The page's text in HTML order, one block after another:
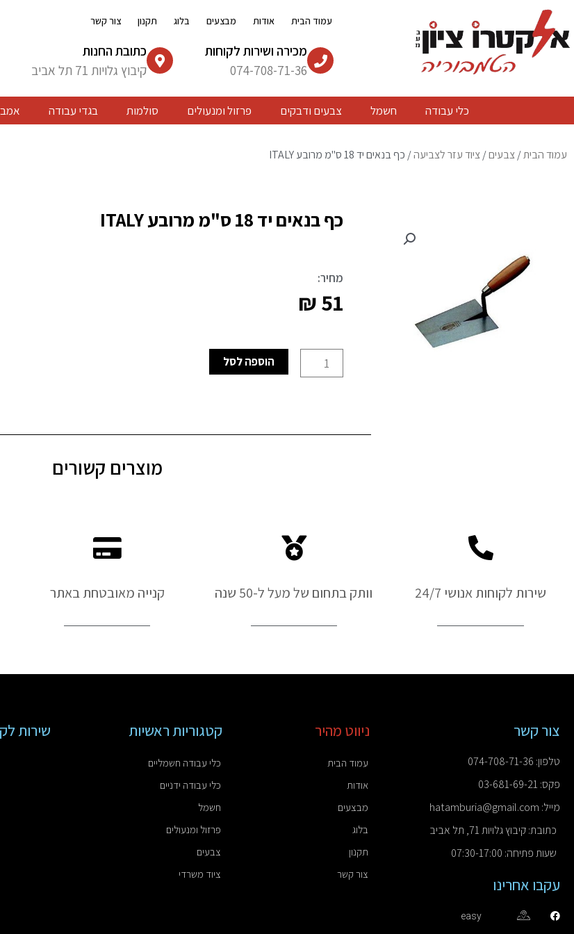
לתוכן
עמוד הבית אודות מבצעים בלוג תקנון צור קשר
מכירה ושירות לקוחות
074-708-71-36
כתובת החנות
קיבוץ גלויות 71 תל אביב
כלי עבודה חשמל צבעים ודבקים פרזול ומנעולים סולמות בגדי עבודה
עמוד הבית/צבעים/ציוד עזר לצביעה/ כף בנאים יד 18 ס"מ מרובע ITALY
כף בנאים יד 18 ס"מ מרובע ITALY
מחיר:
₪51
כמות
של
יד
הוספה לסל
מוצרים קשורים
שירות לקוחות אנושי 24/7 וותק בתחום של מעל ל-50 שנה קנייה מאובטחת באתר
צור קשר
טלפון: 074-708-71-36
פקס: 03-681-69-21
מייל: hatamburia@gmail.com
כתובת: קיבוץ גלויות 71, תל אביב
שעות פתיחה: 07:30-17:00
עקבו אחרינו
easy
ניווט מהיר
עמוד הבית
אודות
מבצעים
בלוג
תקנון
צור קשר
קטגוריות ראשיות
כלי עבודה חשמליים
כלי עבודה ידניים
חשמל
פרזול ומנעולים
צבעים
ציוד משרדי
שירות